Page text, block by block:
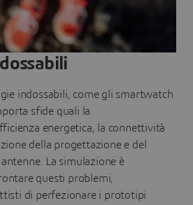
indossabili, come gli smartwatch
sfide quali la
energetica, la connettività
della progettazione e del
La simulazione è
questi problemi,
di perfezionare i prototipi